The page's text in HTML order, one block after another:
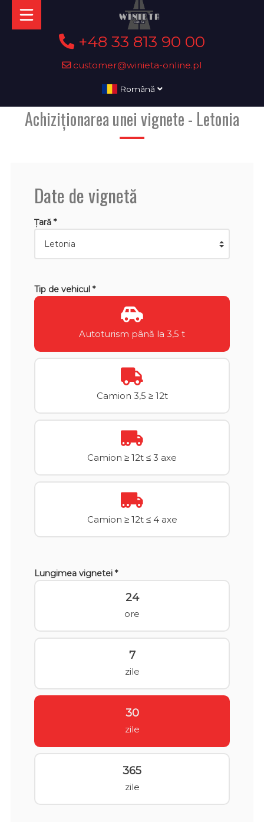
+48 33 813 90 00
customer@winieta-online.pl
Română
Achiziționarea unei vignete - Letonia
Date de vignetă
Țară *
Tip de vehicul *
Autoturism până la 3,5 t
Camion 3,5 ≥ 12t
Camion ≥ 12t ≤ 3 axe
Camion ≥ 12t ≤ 4 axe
Lungimea vignetei *
24
ore
7
zile
30
zile
365
zile